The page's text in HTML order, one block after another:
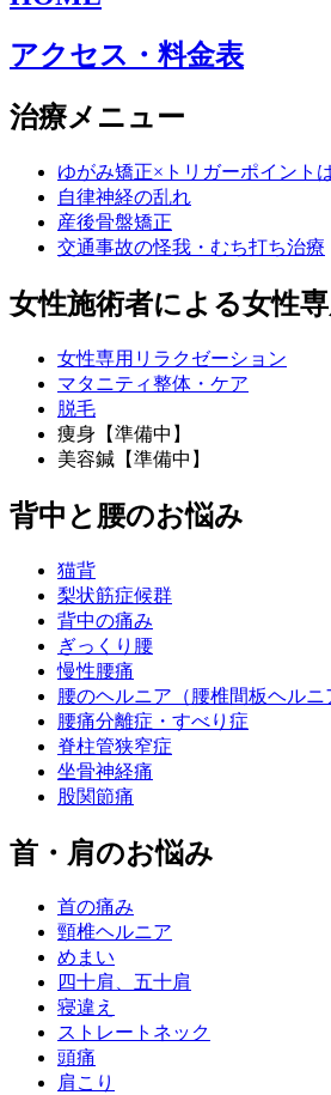
アクセス・料金表
治療メニュー
ゆがみ矯正×トリガーポイント
自律神経の乱れ
産後骨盤矯正
交通事故の怪我・むち打ち治療
女性施術者による女性
女性専用リラクゼーション
マタニティ整体・ケア
脱毛
痩身【準備中】
美容鍼【準備中】
背中と腰のお悩み
猫背
梨状筋症候群
背中の痛み
ぎっくり腰
慢性腰痛
腰のヘルニア（腰椎間板ヘルニ
腰痛分離症・すべり症
脊柱管狭窄症
坐骨神経痛
股関節痛
首・肩のお悩み
首の痛み
頸椎ヘルニア
めまい
四十肩、五十肩
寝違え
ストレートネック
頭痛
肩こり